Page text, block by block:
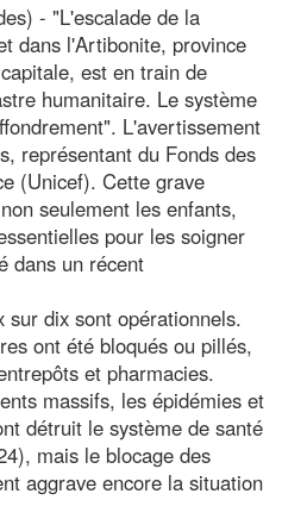
- "L'escalade de la
dans l'Artibonite, province
est en train de
humanitaire. Le système
L'avertissement
représentant du Fonds des
(Unicef). Cette grave
seulement les enfants,
pour les soigner
dans un récent
dix sont opérationnels.
ont été bloqués ou pillés,
et pharmacies.
massifs, les épidémies et
détruit le système de santé
mais le blocage des
aggrave encore la situation